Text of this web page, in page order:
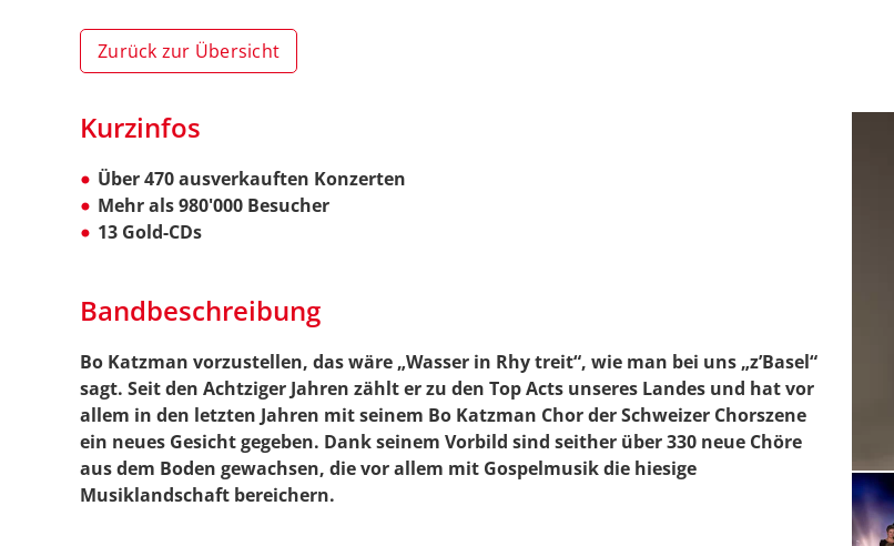
Zurück zur Übersicht
Kurzinfos
Über 470 ausverkauften Konzerten
Mehr als 980'000 Besucher
13 Gold-CDs
Bandbeschreibung
Bo Katzman vorzustellen, das wäre „Wasser in Rhy treit“, wie man bei uns „z’Basel“
sagt. Seit den Achtziger Jahren zählt er zu den Top Acts unseres Landes und hat vor
allem in den letzten Jahren mit seinem Bo Katzman Chor der Schweizer Chorszene
ein neues Gesicht gegeben. Dank seinem Vorbild sind seither über 330 neue Chöre
aus dem Boden gewachsen, die vor allem mit Gospelmusik die hiesige
Musiklandschaft bereichern.